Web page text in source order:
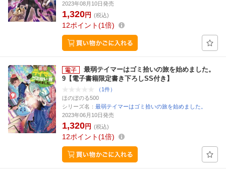
2023年08月10日発売
1,320円 (税込)
12ポイント 1倍
最弱テイマーはゴミ拾いの旅を始めました。
9【電子書籍限定書き下ろしSS付き】
（1件）
ほのぼのる500
シリーズ名： 最弱テイマーはゴミ拾いの旅を始めました。
2023年06月10日発売
1,320円 (税込)
12ポイント 1倍